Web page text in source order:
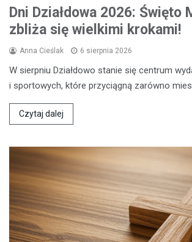
Dni Działdowa 2026: Święto
zbliża się wielkimi krokami!
Anna Cieślak 6 sierpnia 2026
W sierpniu Działdowo stanie się centrum
i sportowych, które przyciągną zarówno
Czytaj dalej